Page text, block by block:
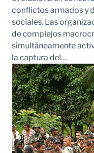
conflictos armados y
sociales. Las
de complejos
simultáneamente
la captura del…